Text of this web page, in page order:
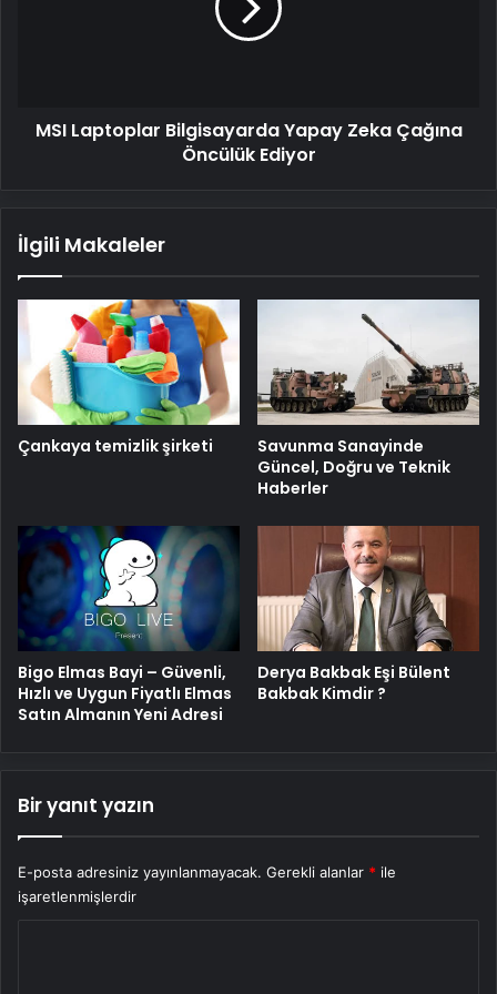
MSI Laptoplar Bilgisayarda Yapay Zeka Çağına
Öncülük Ediyor
İlgili Makaleler
Çankaya temizlik şirketi
Savunma Sanayinde
Güncel, Doğru ve Teknik
Haberler
Bigo Elmas Bayi – Güvenli,
Hızlı ve Uygun Fiyatlı Elmas
Satın Almanın Yeni Adresi
Derya Bakbak Eşi Bülent
Bakbak Kimdir ?
Bir yanıt yazın
E-posta adresiniz yayınlanmayacak. Gerekli alanlar * ile
işaretlenmişlerdir